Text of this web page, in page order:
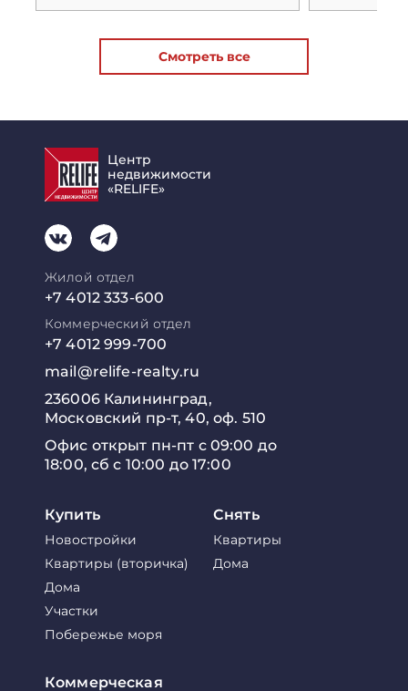
Смотреть все
Центр
недвижимости
«RELIFE»
Жилой отдел
+7 4012 333-600
Коммерческий отдел
+7 4012 999-700
mail@relife-realty.ru
236006 Калининград,
Московский пр-т, 40, оф. 510
Офис открыт пн-пт с 09:00 до
18:00, сб с 10:00 до 17:00
Купить
Новостройки
Квартиры (вторичка)
Дома
Участки
Побережье моря
Снять
Квартиры
Дома
Коммерческая